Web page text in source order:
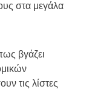
στα μεγάλα
βγάζει
τις λίστες